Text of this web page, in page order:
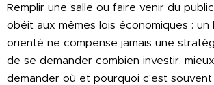
Remplir une salle ou faire venir du
obéit aux mêmes lois économiques : un
orienté ne compense jamais une
de se demander combien investir,
demander où et pourquoi c'est souvent